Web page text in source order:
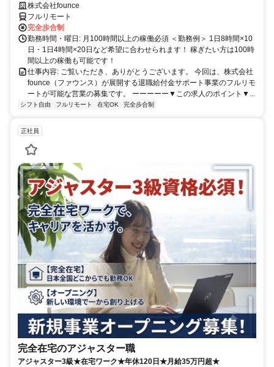
の最高月収100万円／営業経験1年あればOK／アポ取りなし提案のみ／
研修制度充実
株式会社founce
フルリモート
完全歩合制
勤務時間・曜日: 月100時間以上の稼働必須 ＜勤務例＞ 1日8時間×10
日・1日4時間×20日など希望に合わせられます！ 稼ぎたい方は100時
間以上の稼働も可能です！
仕事内容: ご覧いただき、ありがとうございます。 今回は、株式会社
founce（ファウンス）が展開する退職給付金サポート事業のフルリモ
ートが可能な営業の募集です。 ーーーーー▼この求人のポイント▼...
シフト自由 フルリモート 在宅OK 完全歩合制
正社員
完全在宅のアジャスター職
アジャスター3級★在宅ワーク★年休120日★月給35万円超★